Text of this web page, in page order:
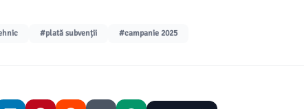
#plată subvenții #campanie 2025